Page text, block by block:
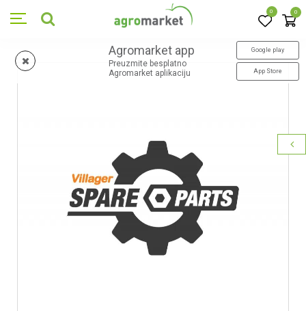
0 0
Agromarket app
Preuzmite besplatno
Agromarket aplikaciju
Google play
App Store